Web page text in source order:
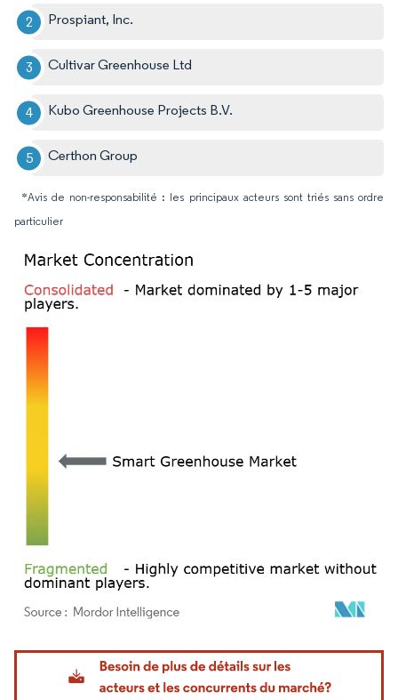
Prospiant, Inc.
Cultivar Greenhouse Ltd
Kubo Greenhouse Projects B.V.
Certhon Group
*Avis de non-responsabilité : les principaux acteurs sont triés sans ordre
particulier
Image © Mordor Intelligence. La réutilisation nécessite une attribution sous CC BY